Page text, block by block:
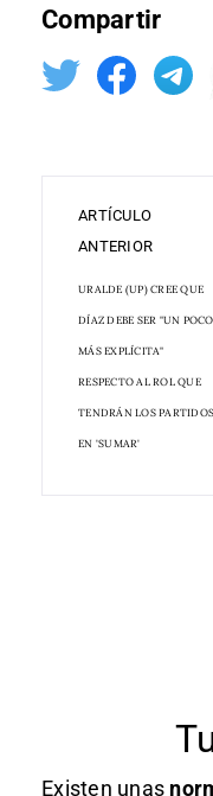
Compartir
ARTÍCULO
ANTERIOR
URALDE (UP) CREE QUE
DÍAZ DEBE SER "UN POCO
MÁS EXPLÍCITA"
RESPECTO AL ROL QUE
TENDRÁN LOS PARTIDOS
EN 'SUMAR'
Existen unas